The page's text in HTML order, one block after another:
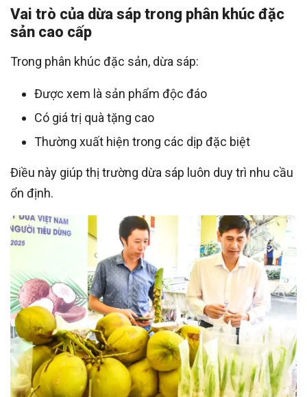
Vai trò của dừa sáp trong phân khúc đặc
sản cao cấp
Trong phân khúc đặc sản, dừa sáp:
Được xem là sản phẩm độc đáo
Có giá trị quà tặng cao
Thường xuất hiện trong các dịp đặc biệt
Điều này giúp thị trường dừa sáp luôn duy trì nhu cầu
ổn định.